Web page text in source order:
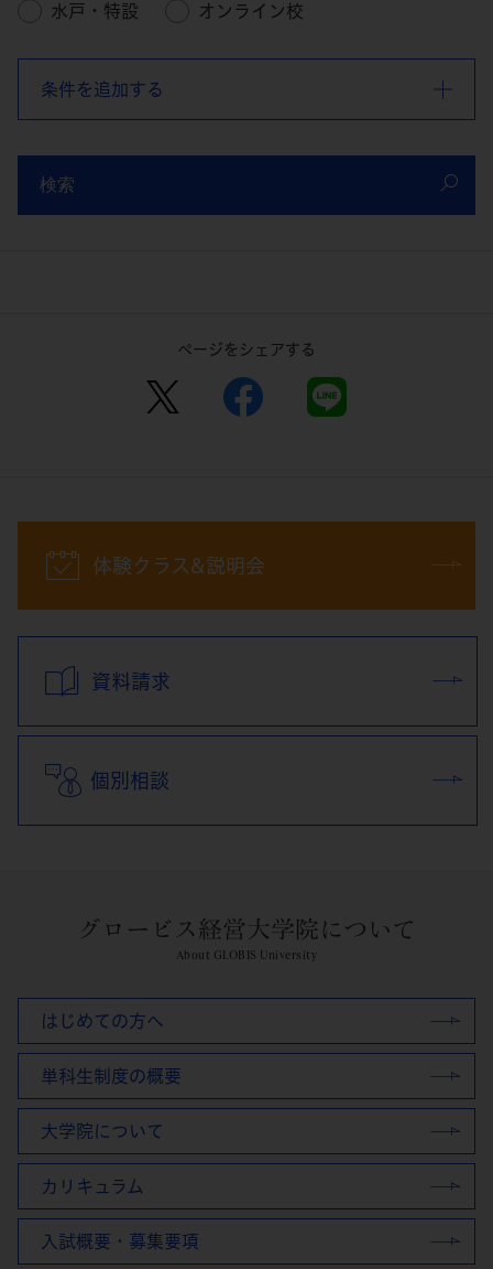
水戸・特設 オンライン校
条件を追加する
検索
ページをシェアする
体験クラス&説明会
資料請求
個別相談
グロービス経営大学院について
About GLOBIS University
はじめての方へ
単科生制度の概要
大学院について
カリキュラム
入試概要・募集要項